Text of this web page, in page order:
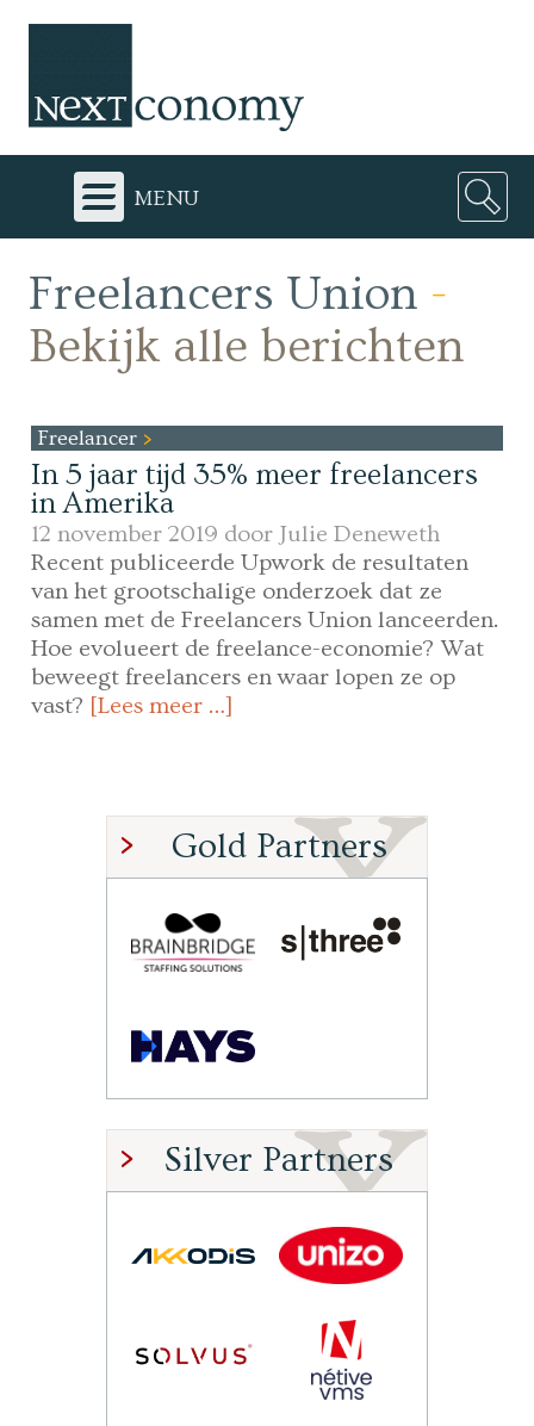
menu
Freelancers Union -
Bekijk alle berichten
Freelancer
In 5 jaar tijd 35% meer freelancers
in Amerika
12 november 2019 door Julie Deneweth
Recent publiceerde Upwork de resultaten
van het grootschalige onderzoek dat ze
samen met de Freelancers Union lanceerden.
Hoe evolueert de freelance-economie? Wat
beweegt freelancers en waar lopen ze op
vast? [Lees meer …]
Gold Partners
Silver Partners